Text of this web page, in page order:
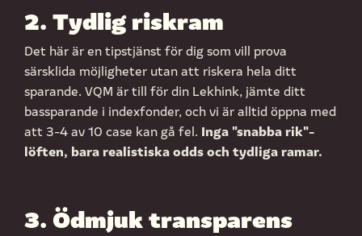
2. Tydlig riskram
Det här är en tipstjänst för dig som vill prova
särsklida möjligheter utan att riskera hela ditt
sparande. VQM är till för din Lekhink, jämte ditt
bassparande i indexfonder, och vi är alltid öppna med
att 3-4 av 10 case kan gå fel. Inga "snabba rik"-
löften, bara realistiska odds och tydliga ramar.
3. Ödmjuk transparens